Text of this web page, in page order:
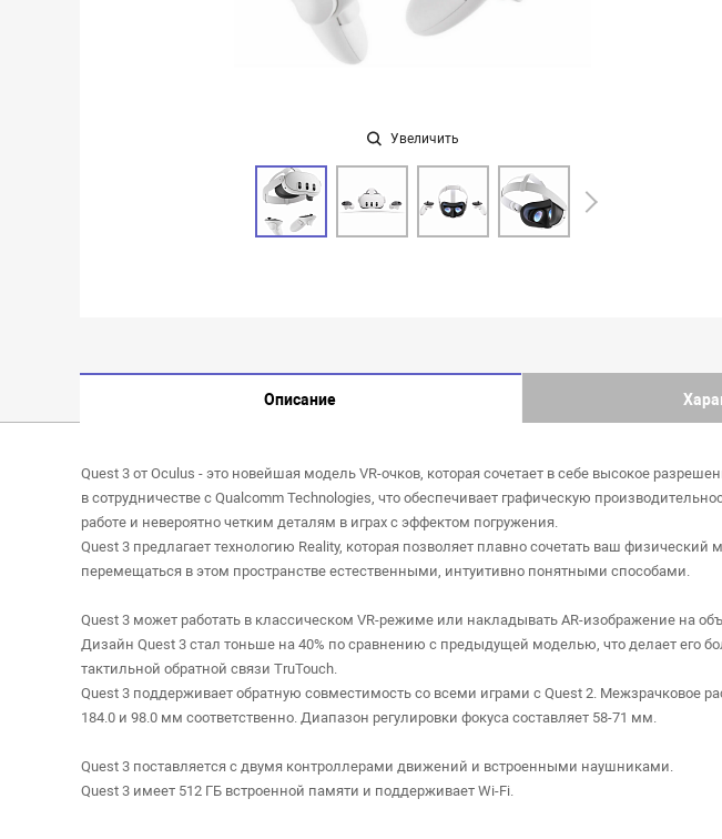
Увеличить
Описание
Quest 3 от Oculus - это новейшая модель VR-очков, которая сочетает в себе высокое
в сотрудничестве с Qualcomm Technologies, что обеспечивает графическую
работе и невероятно четким деталям в играх с эффектом погружения.
Quest 3 предлагает технологию Reality, которая позволяет плавно сочетать ваш
перемещаться в этом пространстве естественными, интуитивно понятными способами.
Quest 3 может работать в классическом VR-режиме или накладывать AR-изображение на
Дизайн Quest 3 стал тоньше на 40% по сравнению с предыдущей моделью, что делает
тактильной обратной связи TruTouch.
Quest 3 поддерживает обратную совместимость со всеми играми с Quest 2. Межзрачковое
184.0 и 98.0 мм соответственно. Диапазон регулировки фокуса составляет 58-71 мм.
Quest 3 поставляется с двумя контроллерами движений и встроенными наушниками.
Quest 3 имеет 512 ГБ встроенной памяти и поддерживает Wi-Fi.